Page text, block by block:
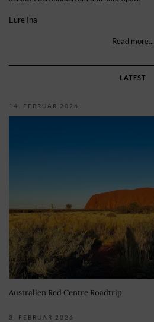
Eure Ina
Read more...
LATEST
14. FEBRUAR 2026
Australien Red Centre Roadtrip
3. FEBRUAR 2026